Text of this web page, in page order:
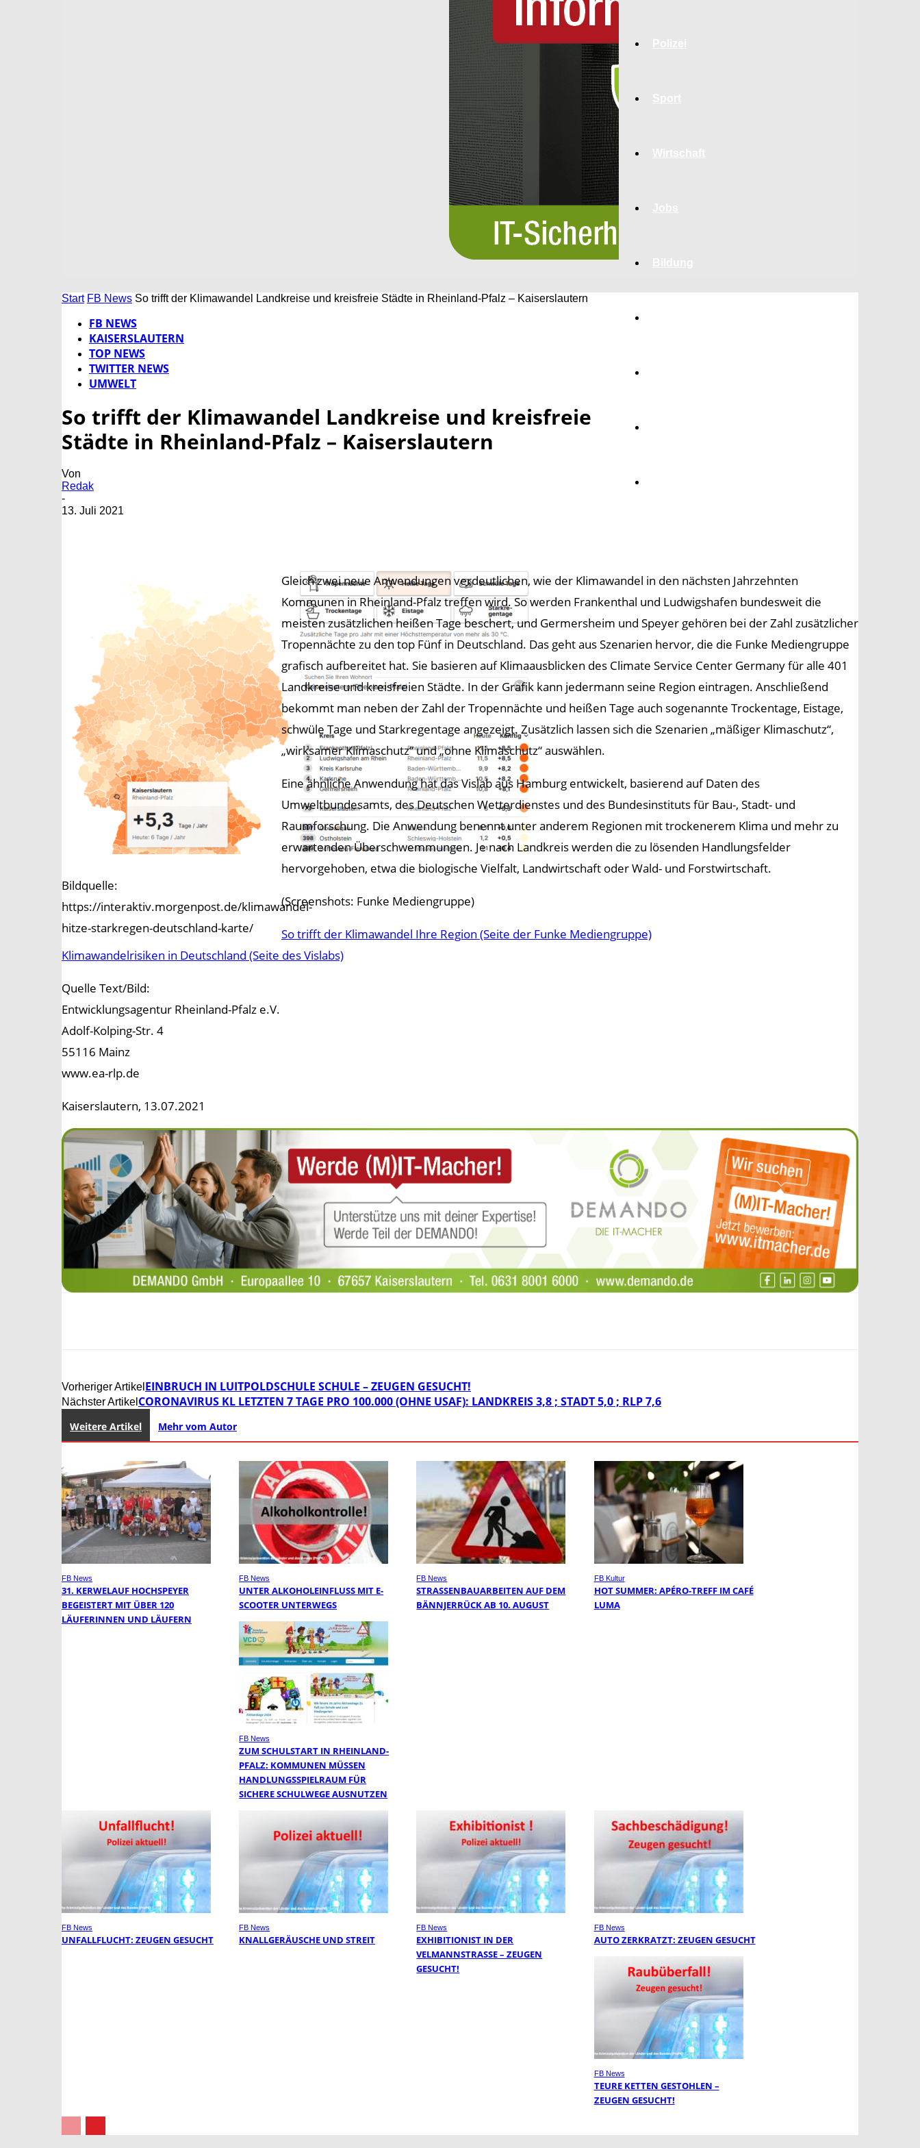
Start FB News So trifft der Klimawandel Landkreise und kreisfreie Städte in Rheinland-Pfalz – Kaiserslautern
FB NEWS
KAISERSLAUTERN
TOP NEWS
TWITTER NEWS
UMWELT
So trifft der Klimawandel Landkreise und kreisfreie
Städte in Rheinland-Pfalz – Kaiserslautern
Von
Redak
-
13. Juli 2021
Bildquelle:
https://interaktiv.morgenpost.de/klimawandel-
hitze-starkregen-deutschland-karte/
Gleich zwei neue Anwendungen verdeutlichen, wie der Klimawandel in den nächsten Jahrzehnten
Kommunen in Rheinland-Pfalz treffen wird. So werden Frankenthal und Ludwigshafen bundesweit die
meisten zusätzlichen heißen Tage beschert, und Germersheim und Speyer gehören bei der Zahl zusätzlicher
Tropennächte zu den top Fünf in Deutschland. Das geht aus Szenarien hervor, die die Funke Mediengruppe
grafisch aufbereitet hat. Sie basieren auf Klimaausblicken des Climate Service Center Germany für alle 401
Landkreise und kreisfreien Städte. In der Grafik kann jedermann seine Region eintragen. Anschließend
bekommt man neben der Zahl der Tropennächte und heißen Tage auch sogenannte Trockentage, Eistage,
schwüle Tage und Starkregentage angezeigt. Zusätzlich lassen sich die Szenarien „mäßiger Klimaschutz“,
„wirksamer Klimaschutz“ und „ohne Klimaschutz“ auswählen.
Eine ähnliche Anwendung hat das Vislab aus Hamburg entwickelt, basierend auf Daten des
Umweltbundesamts, des Deutschen Wetterdienstes und des Bundesinstituts für Bau-, Stadt- und
Raumforschung. Die Anwendung benennt unter anderem Regionen mit trockenerem Klima und mehr zu
erwartenden Überschwemmungen. Je nach Landkreis werden die zu lösenden Handlungsfelder
hervorgehoben, etwa die biologische Vielfalt, Landwirtschaft oder Wald- und Forstwirtschaft.
(Screenshots: Funke Mediengruppe)
So trifft der Klimawandel Ihre Region (Seite der Funke Mediengruppe)
Klimawandelrisiken in Deutschland (Seite des Vislabs)
Quelle Text/Bild:
Entwicklungsagentur Rheinland-Pfalz e.V.
Adolf-Kolping-Str. 4
55116 Mainz
www.ea-rlp.de
Kaiserslautern, 13.07.2021
Vorheriger Artikel EINBRUCH IN LUITPOLDSCHULE SCHULE – ZEUGEN GESUCHT!
Nächster Artikel CORONAVIRUS KL LETZTEN 7 TAGE PRO 100.000 (OHNE USAF): LANDKREIS 3,8 ; STADT 5,0 ; RLP 7,6
Weitere Artikel Mehr vom Autor
FB News
31. KERWELAUF HOCHSPEYER
BEGEISTERT MIT ÜBER 120
LÄUFERINNEN UND LÄUFERN
FB News
UNTER ALKOHOLEINFLUSS MIT E-
SCOOTER UNTERWEGS
FB News
STRASSENBAUARBEITEN AUF DEM B
ÄNNJERRÜCK AB 10. AUGUST
FB Kultur
HOT SUMMER: APÉRO-TREFF IM CAFÉ
LUMA
FB News
ZUM SCHULSTART IN RHEINLAND-
PFALZ: KOMMUNEN MÜSSEN
HANDLUNGSSPIELRAUM FÜR
SICHERE SCHULWEGE AUSNUTZEN
FB News
UNFALLFLUCHT: ZEUGEN GESUCHT
FB News
KNALLGERÄUSCHE UND STREIT
FB News
EXHIBITIONIST IN DER
VELMANNSTRASSE – ZEUGEN G
ESUCHT!
FB News
AUTO ZERKRATZT: ZEUGEN GESUCHT
FB News
TEURE KETTEN GESTOHLEN –
ZEUGEN GESUCHT!